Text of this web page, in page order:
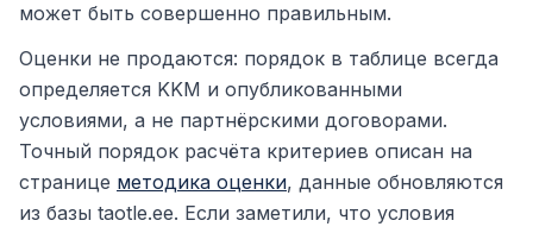
может быть совершенно правильным.
Оценки не продаются: порядок в таблице всегда
определяется KKM и опубликованными
условиями, а не партнёрскими договорами.
Точный порядок расчёта критериев описан на
странице методика оценки, данные обновляются
из базы taotle.ee. Если заметили, что условия